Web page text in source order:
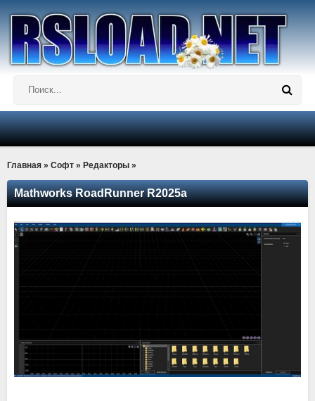
Главная » Софт » Редакторы »
Mathworks RoadRunner R2025a